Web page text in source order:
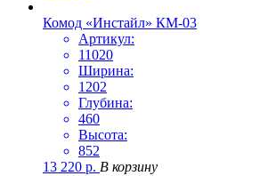
Комод «Инстайл» КМ-03
Артикул:
11020
Ширина:
1202
Глубина:
460
Высота:
852
13 220 р. В корзину